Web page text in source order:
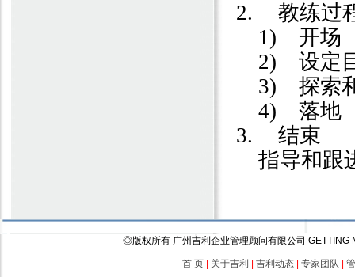
2.
教练过
1)
开场
2)
设定
3)
探索
4)
落地
3.
结束
指导和跟
◎版权所有 广州吉利企业管理顾问有限公司
首 页 关于吉利 吉利动态 专家团队